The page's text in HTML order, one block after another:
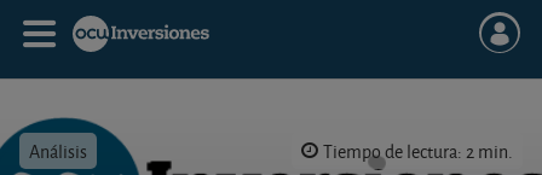
Análisis Tiempo de lectura: 2 min.